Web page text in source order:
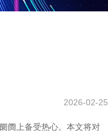
2026-02-25
阓上备受热心。本文将对